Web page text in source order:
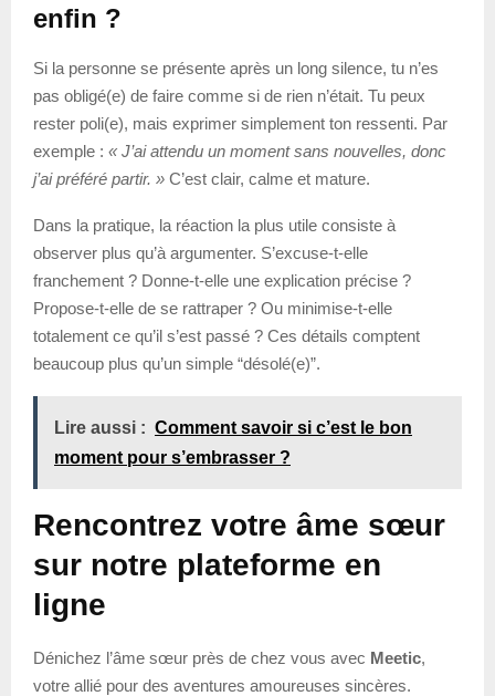
enfin ?
Si la personne se présente après un long silence, tu n’es
pas obligé(e) de faire comme si de rien n’était. Tu peux
rester poli(e), mais exprimer simplement ton ressenti. Par
exemple : « J’ai attendu un moment sans nouvelles, donc
j’ai préféré partir. » C’est clair, calme et mature.
Dans la pratique, la réaction la plus utile consiste à
observer plus qu’à argumenter. S’excuse-t-elle
franchement ? Donne-t-elle une explication précise ?
Propose-t-elle de se rattraper ? Ou minimise-t-elle
totalement ce qu’il s’est passé ? Ces détails comptent
beaucoup plus qu’un simple “désolé(e)”.
Lire aussi : Comment savoir si c’est le bon
moment pour s’embrasser ?
Rencontrez votre âme sœur
sur notre plateforme en
ligne
Dénichez l’âme sœur près de chez vous avec Meetic,
votre allié pour des aventures amoureuses sincères.